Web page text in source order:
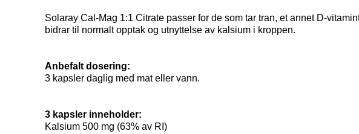
Solaray Cal-Mag 1:1 Citrate passer for de som tar tran, et annet D-
bidrar til normalt opptak og utnyttelse av kalsium i kroppen.
Anbefalt dosering:
3 kapsler daglig med mat eller vann.
3 kapsler inneholder:
Kalsium 500 mg (63% av RI)